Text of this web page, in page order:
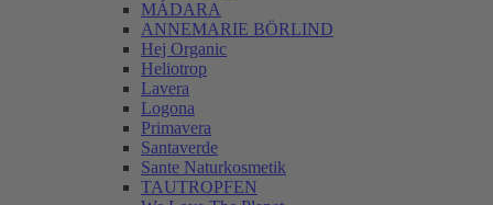
MÁDARA
ANNEMARIE BÖRLIND
Hej Organic
Heliotrop
Lavera
Logona
Primavera
Santaverde
Sante Naturkosmetik
TAUTROPFEN